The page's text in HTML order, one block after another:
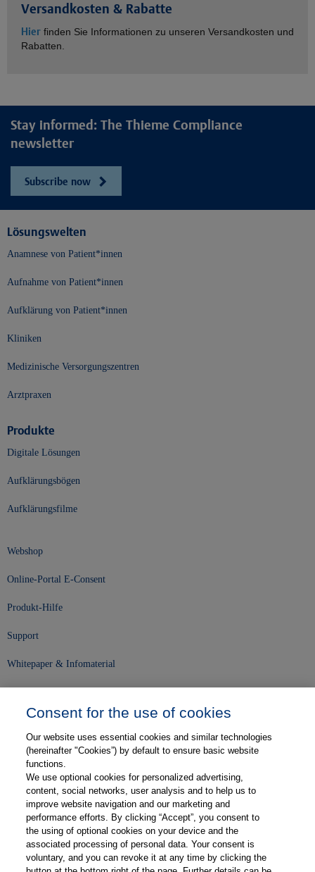
Versandkosten & Rabatte
Hier finden Sie Informationen zu unseren Versandkosten und
Rabatten.
Stay informed: The Thieme Compliance
newsletter
Subscribe now
Lösungswelten
Anamnese von Patient*innen
Aufnahme von Patient*innen
Aufklärung von Patient*innen
Kliniken
Medizinische Versorgungszentren
Arztpraxen
Produkte
Digitale Lösungen
Aufklärungsbögen
Aufklärungsfilme
Webshop
Online-Portal E-Consent
Produkt-Hilfe
Support
Whitepaper & Infomaterial
Karriere
Kontakt
Web-Semniare
Anwenderberichte
Partner
Consent for the use of cookies
Our website uses essential cookies and similar technologies
(hereinafter "Cookies”) by default to ensure basic website
functions.
We use optional cookies for personalized advertising,
content, social networks, user analysis and to help us to
improve website navigation and our marketing and
performance efforts. By clicking “Accept”, you consent to
the using of optional cookies on your device and the
associated processing of personal data. Your consent is
voluntary, and you can revoke it at any time by clicking the